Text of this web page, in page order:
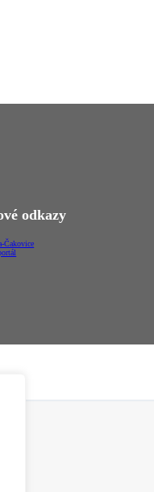
odkazy
Čakovice